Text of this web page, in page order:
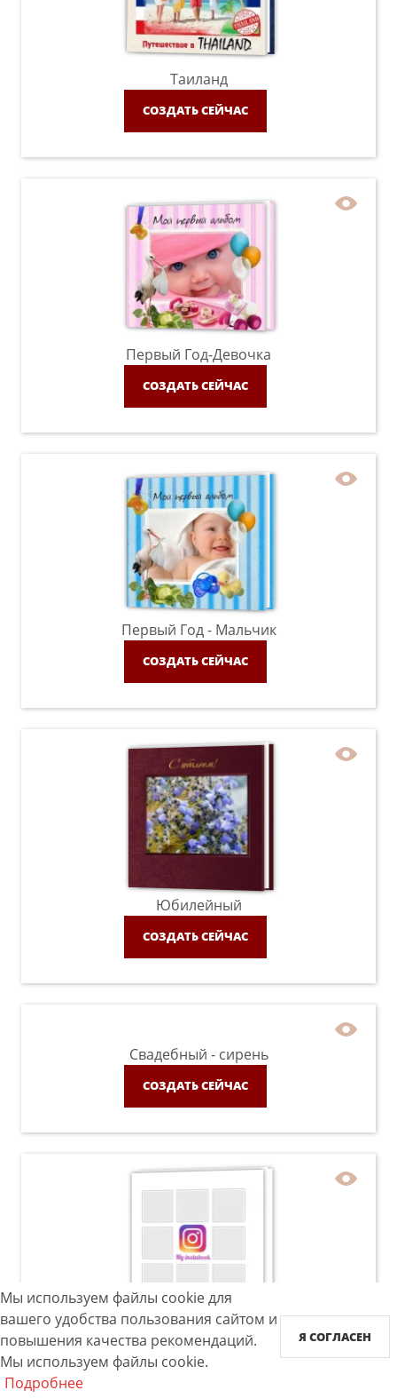
Таиланд
СОЗДАТЬ СЕЙЧАС
Первый Год-Девочка
СОЗДАТЬ СЕЙЧАС
Первый Год - Мальчик
СОЗДАТЬ СЕЙЧАС
Юбилейный
СОЗДАТЬ СЕЙЧАС
Свадебный - сирень
СОЗДАТЬ СЕЙЧАС
Instabook
СОЗДАТЬ СЕЙЧАС
Мы используем файлы cookie для
вашего удобства пользования сайтом и
повышения качества рекомендаций.
Мы используем файлы cookie.
Подробнее
Я СОГЛАСЕН